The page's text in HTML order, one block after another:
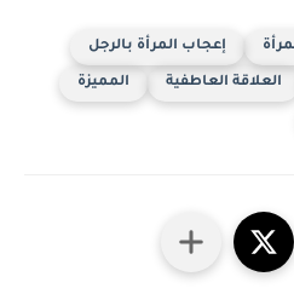
إعجاب المرأة بالرجل
العلاقة العاطفية المميزة